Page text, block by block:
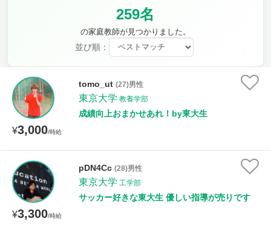
259名
の家庭教師が見つかりました。
並び順：
¥3,000/時給
tomo_ut (27)男性
東京大学 教養学部
成績向上おまかせあれ！by東大生
¥3,300/時給
pDN4Cc (28)男性
東京大学 工学部
サッカー好きな東大生 優しい指導が売りです
理科
保健・体育 図画工作 書写
時給：¥1,000 ～ ¥10,000
授業可能日
土曜日 日曜日
所属大学